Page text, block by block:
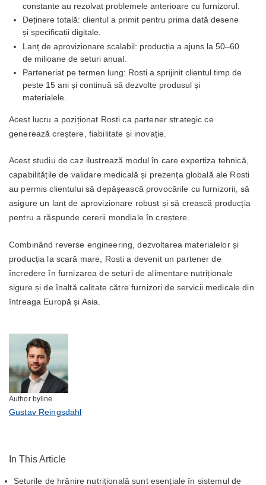
constante au rezolvat problemele anterioare cu furnizorul.
Deținere totală: clientul a primit pentru prima dată desene
și specificații digitale.
Lanț de aprovizionare scalabil: producția a ajuns la 50–60
de milioane de seturi anual.
Parteneriat pe termen lung: Rosti a sprijinit clientul timp de
peste 15 ani și continuă să dezvolte produsul și
materialele.
Acest lucru a poziționat Rosti ca partener strategic ce
generează creștere, fiabilitate și inovație.
Acest studiu de caz ilustrează modul în care expertiza tehnică,
capabilitățile de validare medicală și prezența globală ale Rosti
au permis clientului să depășească provocările cu furnizorii, să
asigure un lanț de aprovizionare robust și să crească producția
pentru a răspunde cererii mondiale în creștere.
Combinând reverse engineering, dezvoltarea materialelor și
producția la scară mare, Rosti a devenit un partener de
încredere în furnizarea de seturi de alimentare nutriționale
sigure și de înaltă calitate către furnizori de servicii medicale din
întreaga Europă și Asia.
Author byline
Gustav Reingsdahl
In This Article
Seturile de hrănire nutrițională sunt esențiale în sistemul de